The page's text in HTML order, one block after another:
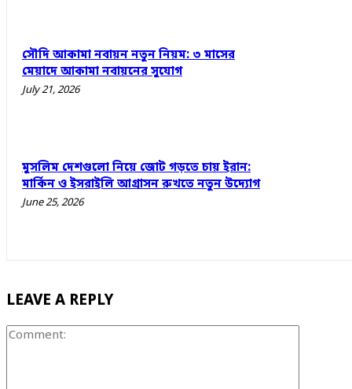
সৌদি আকামা নবায়ন নতুন নিয়ম: ৩ মাসের
মেয়াদে আকামা নবায়নের সুযোগ
July 21, 2026
মুসলিম দেশগুলো নিয়ে জোট গড়তে চায় ইরান:
মার্কিন ও ইসরাইলি আগ্রাসন রুখতে নতুন উদ্যোগ
June 25, 2026
LEAVE A REPLY